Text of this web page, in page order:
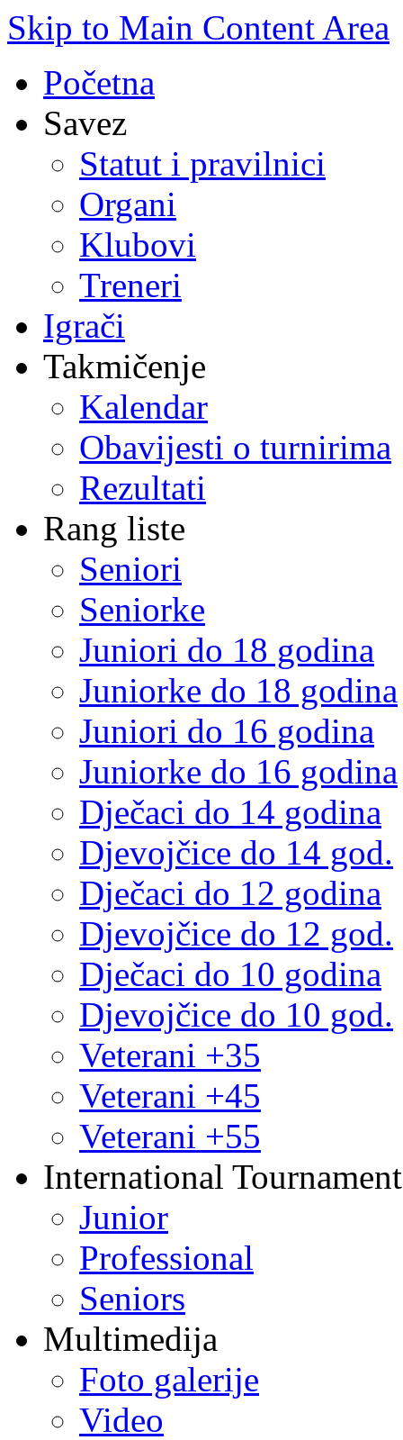
Skip to Main Content Area
Početna
Savez
Statut i pravilnici
Organi
Klubovi
Treneri
Igrači
Takmičenje
Kalendar
Obavijesti o turnirima
Rezultati
Rang liste
Seniori
Seniorke
Juniori do 18 godina
Juniorke do 18 godina
Juniori do 16 godina
Juniorke do 16 godina
Dječaci do 14 godina
Djevojčice do 14 god.
Dječaci do 12 godina
Djevojčice do 12 god.
Dječaci do 10 godina
Djevojčice do 10 god.
Veterani +35
Veterani +45
Veterani +55
International
Junior
Professional
Seniors
Multimedija
Foto galerije
Video